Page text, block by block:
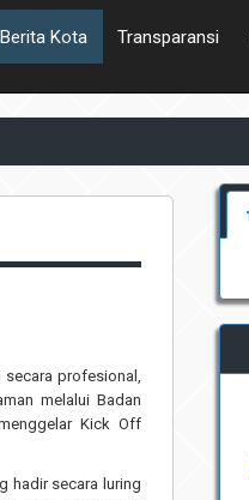
Berita Kota Transparansi
profesional,
melalui Badan
Kick Off
hadir secara luring